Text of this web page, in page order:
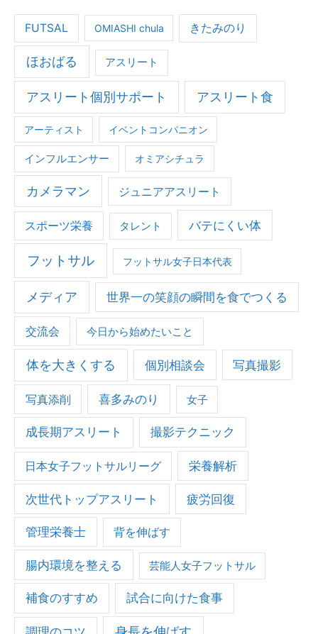
タ
ー
２
弾！
FUTSAL OMIASHI chula きたみのり
ほおばる アスリート
アスリート個別サポート アスリート食
アーティスト イベントコンパニオン
インフルエンサー オミアシチュラ
カメラマン ジュニアアスリート
スポーツ栄養 タレント バテにくい体
フットサル フットサル女子日本代表
メディア 世界一の笑顔の瞬間を食でつくる
交流会 今日から始めたいこと
体を大きくする 個別相談会 写真撮影
写真添削 喜多みのり 女子
成長期アスリート 撮影テクニック
日本女子フットサルリーグ 栄養解析
次世代トップアスリート 疲労回復
管理栄養士 背を伸ばす
腸内環境を整える 芸能人女子フットサル
補食のすすめ 試合に向けた食事